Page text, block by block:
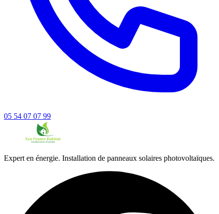
05 54 07 07 99
Expert en énergie. Installation de panneaux solaires photovoltaïques.